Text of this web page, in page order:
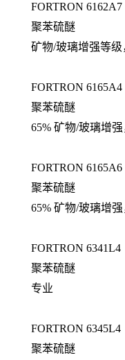
FORTRON 6162A7
聚苯硫醚
矿物/玻璃增强等
FORTRON 6165A4
聚苯硫醚
65% 矿物/玻璃增
FORTRON 6165A6
聚苯硫醚
65% 矿物/玻璃增
FORTRON 6341L4
聚苯硫醚
专业
FORTRON 6345L4
聚苯硫醚